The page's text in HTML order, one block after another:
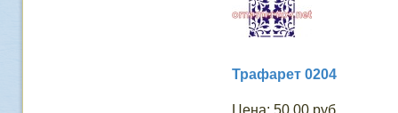
Трафарет 0204
Цена: 50,00 руб